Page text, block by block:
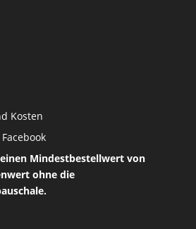
Kosten
Mindestbestellwert von
ohne die